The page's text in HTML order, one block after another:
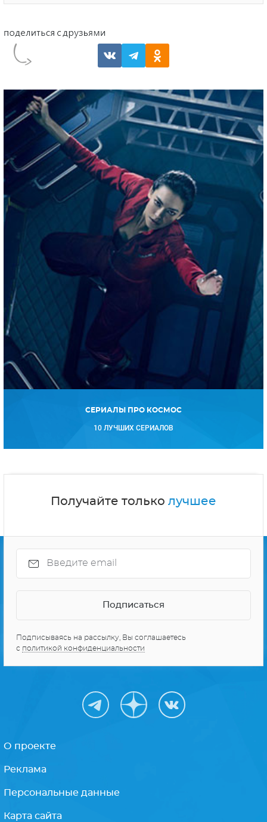
СЕРИАЛЫ ПРО КОСМОС
10 ЛУЧШИХ СЕРИАЛОВ
Получайте только лучшее
Подписываясь на рассылку, Вы соглашаетесь
с политикой конфиденциальности
О проекте
Реклама
Персональные данные
Карта сайта